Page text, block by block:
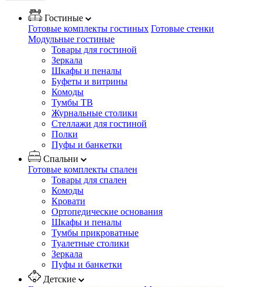
Гостиные
Готовые комплекты гостиных Готовые стенки
Модульные гостиные
Товары для гостиной
Зеркала
Шкафы и пеналы
Буфеты и витрины
Комоды
Тумбы ТВ
Журнальные столики
Стеллажи для гостиной
Полки
Пуфы и банкетки
Спальни
Готовые комплекты спален
Товары для спален
Комоды
Кровати
Ортопедические основания
Шкафы и пеналы
Тумбы прикроватные
Туалетные столики
Зеркала
Пуфы и банкетки
Детские